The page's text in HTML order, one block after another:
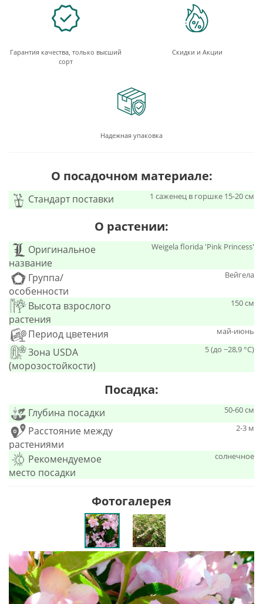
Гарантия качества, только высший
сорт
Скидки и Акции
Надежная упаковка
О посадочном материале:
Стандарт поставки 1 саженец в горшке 15-20 см
О растении:
Оригинальное
название
Weigela florida 'Pink Princess'
Группа/
особенности
Вейгела
Высота взрослого
растения
150 см
Период цветения май-июнь
Зона USDA
(морозостойкости)
5 (до −28,9 °C)
Посадка:
Глубина посадки 50-60 см
Расстояние между
растениями
2-3 м
Рекомендуемое
место посадки
солнечное
Фотогалерея